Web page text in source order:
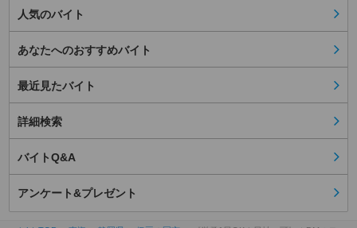
人気のバイト
あなたへのおすすめバイト
最近見たバイト
詳細検索
バイトQ&A
アンケート&プレゼント